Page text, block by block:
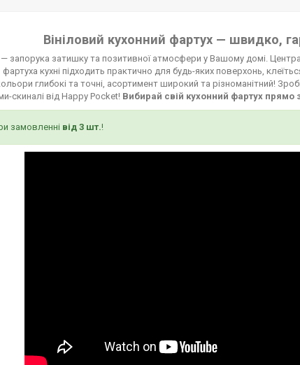
Вініловий кухонний фартух — швидко,
запорука затишку та позитивної атмосфери у Вашому домі.
кухні підходить практично для будь-яких поверхонь,
глибокі та точні, асортимент широкий та різноманітний!
скиналі від Happy Pocket! Вибирай свій кухонний фартух прямо
замовленні від 3 шт.!